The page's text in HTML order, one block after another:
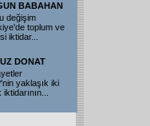
BABAHAN
değişim
toplum ve
iktidar...
DONAT
yaklaşık iki
iktidarının